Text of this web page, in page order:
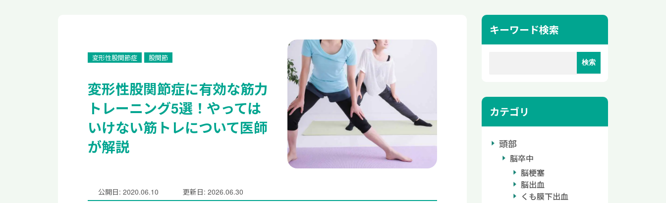
変形性股関節症 股関節
変形性股関節症に有効な筋力
トレーニング5選！やっては
いけない筋トレについて医師
が解説
公開日: 2020.06.10 更新日: 2026.06.30
キーワード検索
カテゴリ
頭部
脳卒中
脳梗塞
脳出血
くも膜下出血